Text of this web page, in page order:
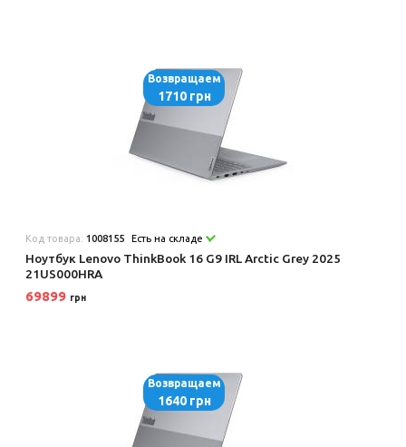
Возвращаем
1710 грн
Код товара: 1008155 Есть на складе
Ноутбук Lenovo ThinkBook 16 G9 IRL Arctic Grey 2025
21US000HRA
69899 грн
Возвращаем
1640 грн